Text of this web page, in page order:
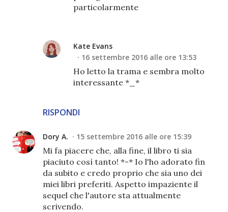
RISPONDI
particolarmente
Kate Evans
16 settembre 2016 alle ore 13:53
Ho letto la trama e sembra molto
interessante *_*
Dory A. 15 settembre 2016 alle ore 15:39
Mi fa piacere che, alla fine, il libro ti sia
piaciuto così tanto! *-* Io l'ho adorato fin
da subito e credo proprio che sia uno dei
miei libri preferiti. Aspetto impaziente il
sequel che l'autore sta attualmente
scrivendo.